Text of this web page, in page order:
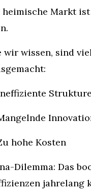
heimische Markt
wir wissen, sind
hohe Kosten
Dilemma: Das
jahrelang